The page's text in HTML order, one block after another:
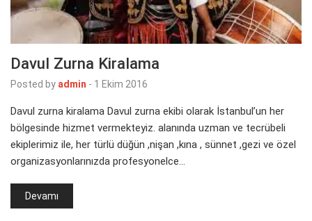
Davul Zurna Kiralama
Posted by admin - 1 Ekim 2016
Davul zurna kiralama Davul zurna ekibi olarak İstanbul’un her
bölgesinde hizmet vermekteyiz. alanında uzman ve tecrübeli
ekiplerimiz ile, her türlü düğün ,nişan ,kına , sünnet ,gezi ve özel
organizasyonlarınızda profesyonelce…
Devamı